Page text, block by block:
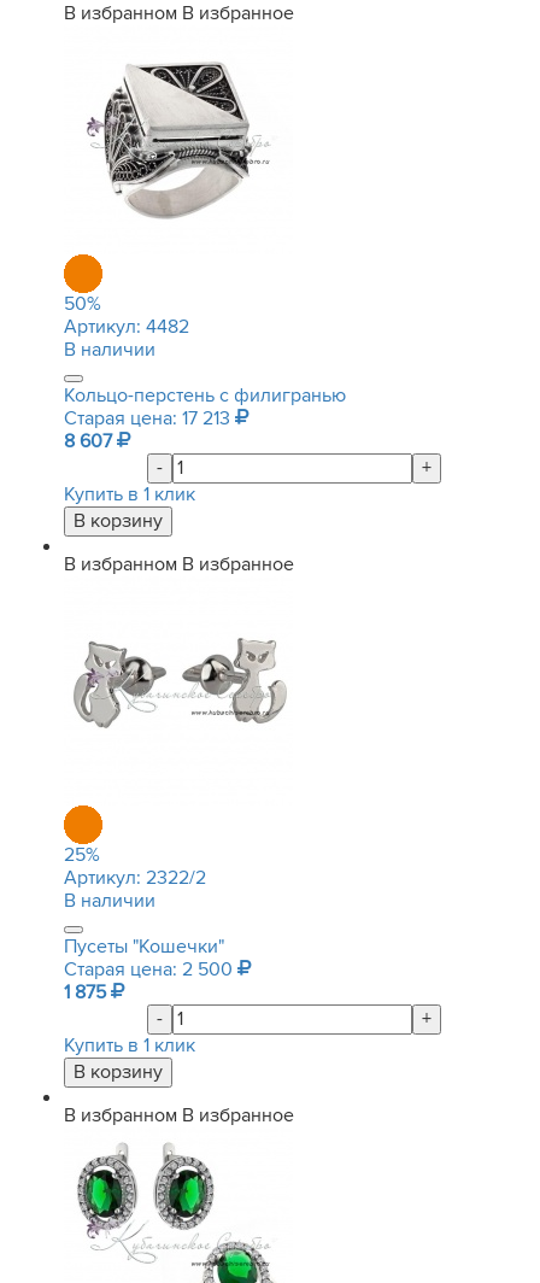
В избранном В избранное
50%
Артикул: 4482
В наличии
Кольцо-перстень с филигранью
Старая цена: 17 213
8 607
-
+
Купить в 1 клик
В избранном В избранное
25%
Артикул: 2322/2
В наличии
Пусеты "Кошечки"
Старая цена: 2 500
1 875
-
+
Купить в 1 клик
В избранном В избранное